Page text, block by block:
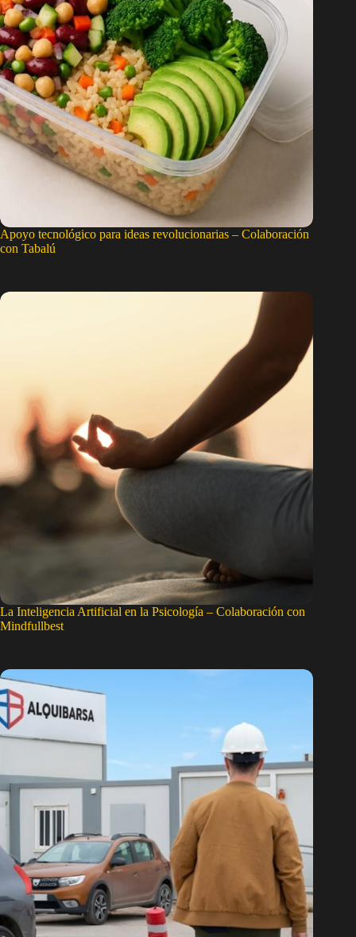
Apoyo tecnológico para ideas revolucionarias – Colaboración
con Tabalú
La Inteligencia Artificial en la Psicología – Colaboración con
Mindfullbest